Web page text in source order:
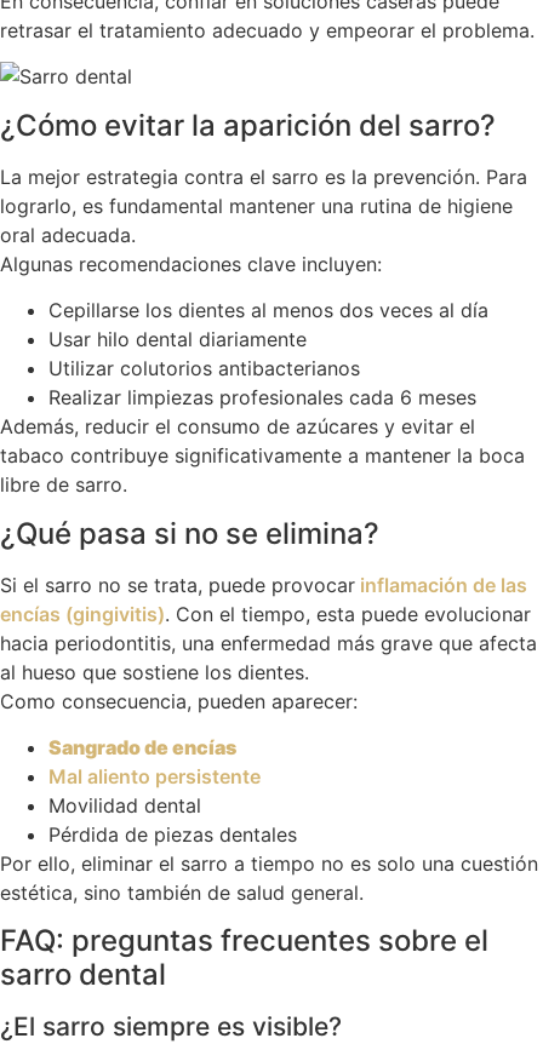
retrasar el tratamiento adecuado y empeorar el problema.
¿Cómo evitar la aparición del sarro?
La mejor estrategia contra el sarro es la prevención. Para
lograrlo, es fundamental mantener una rutina de higiene
oral adecuada.
Algunas recomendaciones clave incluyen:
Cepillarse los dientes al menos dos veces al día
Usar hilo dental diariamente
Utilizar colutorios antibacterianos
Realizar limpiezas profesionales cada 6 meses
Además, reducir el consumo de azúcares y evitar el
tabaco contribuye significativamente a mantener la boca
libre de sarro.
¿Qué pasa si no se elimina?
Si el sarro no se trata, puede provocar inflamación de las
encías (gingivitis). Con el tiempo, esta puede evolucionar
hacia periodontitis, una enfermedad más grave que afecta
al hueso que sostiene los dientes.
Como consecuencia, pueden aparecer:
Sangrado de encías
Mal aliento persistente
Movilidad dental
Pérdida de piezas dentales
Por ello, eliminar el sarro a tiempo no es solo una cuestión
estética, sino también de salud general.
FAQ: preguntas frecuentes sobre el
sarro dental
¿El sarro siempre es visible?